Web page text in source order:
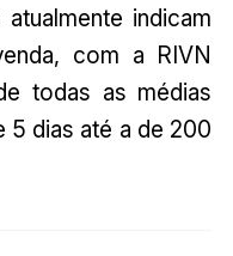
indicam
com a RIVN
todas as médias
5 dias até a de 200